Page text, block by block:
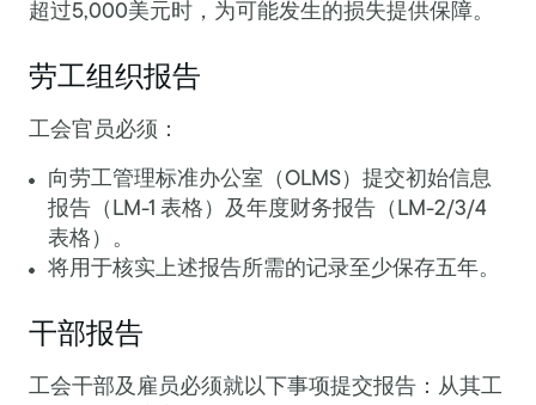
超过5,000美元时，为可能发生的损失提供保障。
劳工组织报告
工会官员必须：
向劳工管理标准办公室（OLMS）提交初始信息
报告（LM-1 表格）及年度财务报告（LM-2/3/4
表格）。
将用于核实上述报告所需的记录至少保存五年。
干部报告
工会干部及雇员必须就以下事项提交报告：从其工